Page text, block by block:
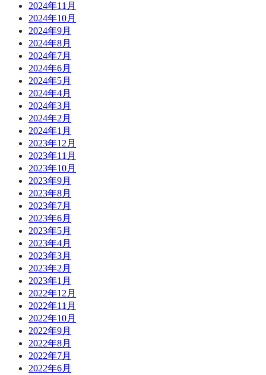
2024年11月
2024年10月
2024年9月
2024年8月
2024年7月
2024年6月
2024年5月
2024年4月
2024年3月
2024年2月
2024年1月
2023年12月
2023年11月
2023年10月
2023年9月
2023年8月
2023年7月
2023年6月
2023年5月
2023年4月
2023年3月
2023年2月
2023年1月
2022年12月
2022年11月
2022年10月
2022年9月
2022年8月
2022年7月
2022年6月